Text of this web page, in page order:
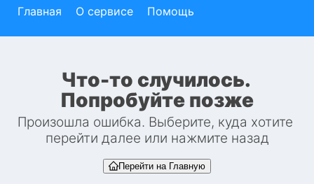
Главная О сервисе Помощь
Что-то случилось.
Попробуйте позже
Произошла ошибка. Выберите, куда хотите
перейти далее или нажмите назад
Перейти на Главную